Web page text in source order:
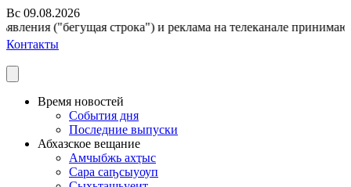
Вс 09.08.2026
("бегущая строка") и реклама на телеканале
Контакты
Время новостей
События дня
Последние выпуски
Абхазское вещание
Амчыбжь ахҭыс
Сара саҧсыуоуп